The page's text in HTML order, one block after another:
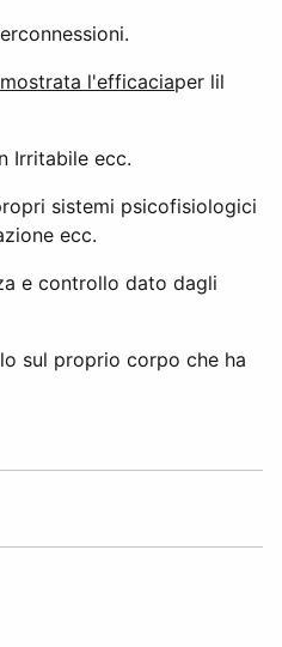
l'efficaciaper lil
Irritabile ecc.
sistemi psicofisiologici
ecc.
e controllo dato dagli
sul proprio corpo che ha